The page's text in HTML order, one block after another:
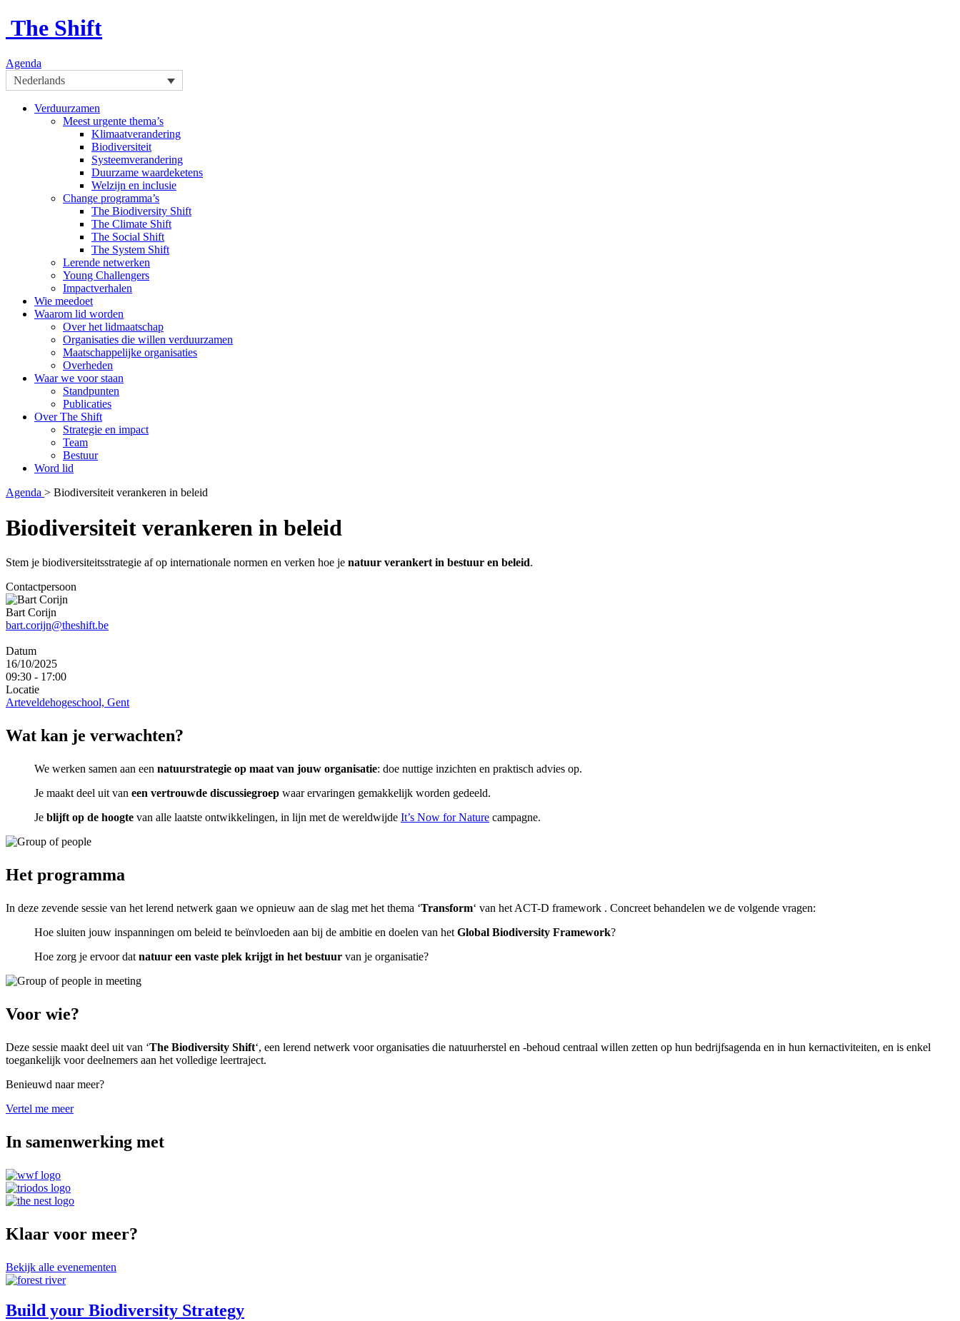
The Shift
Agenda
Nederlands
Verduurzamen
Meest urgente thema’s
Klimaatverandering
Biodiversiteit
Systeemverandering
Duurzame waardeketens
Welzijn en inclusie
Change programma’s
The Biodiversity Shift
The Climate Shift
The Social Shift
The System Shift
Lerende netwerken
Young Challengers
Impactverhalen
Wie meedoet
Waarom lid worden
Over het lidmaatschap
Organisaties die willen verduurzamen
Maatschappelijke organisaties
Overheden
Waar we voor staan
Standpunten
Publicaties
Over The Shift
Strategie en impact
Team
Bestuur
Word lid
Agenda > Biodiversiteit verankeren in beleid
Biodiversiteit verankeren in beleid
Stem je biodiversiteitsstrategie af op internationale normen en verken hoe je natuur verankert in bestuur en beleid.
Contactpersoon
Bart Corijn
bart.corijn@theshift.be
Datum
16/10/2025
09:30 - 17:00
Locatie
Arteveldehogeschool, Gent
Wat kan je verwachten?
We werken samen aan een natuurstrategie op maat van jouw organisatie: doe nuttige inzichten en praktisch advies op.
Je maakt deel uit van een vertrouwde discussiegroep waar ervaringen gemakkelijk worden gedeeld.
Je blijft op de hoogte van alle laatste ontwikkelingen, in lijn met de wereldwijde It’s Now for Nature campagne.
Het programma
In deze zevende sessie van het lerend netwerk gaan we opnieuw aan de slag met het thema ‘Transform‘ van het ACT-D framework . Concreet behandelen we de volgende vragen:
Hoe sluiten jouw inspanningen om beleid te beïnvloeden aan bij de ambitie en doelen van het Global Biodiversity Framework?
Hoe zorg je ervoor dat natuur een vaste plek krijgt in het bestuur van je organisatie?
Voor wie?
Deze sessie maakt deel uit van ‘The Biodiversity Shift‘, een lerend netwerk voor organisaties die natuurherstel en -behoud centraal willen zetten op hun bedrijfsagenda en in hun kernactiviteiten, en is enkel
toegankelijk voor deelnemers aan het volledige leertraject.
Benieuwd naar meer?
Vertel me meer
In samenwerking met
Klaar voor meer?
Bekijk alle evenementen
Build your Biodiversity Strategy